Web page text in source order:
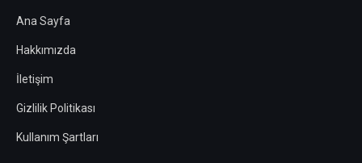
Ana Sayfa
Hakkımızda
İletişim
Gizlilik Politikası
Kullanım Şartları